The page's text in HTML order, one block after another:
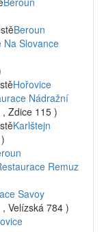
Beroun
Na Slovance
Hořovice
Nádražní
Zdice 115 )
Karlštejn
Remuz
Savoy
Velízská 784 )